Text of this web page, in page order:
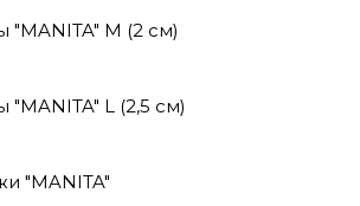
М (2 см)
L (2,5 см)
"MANITA"